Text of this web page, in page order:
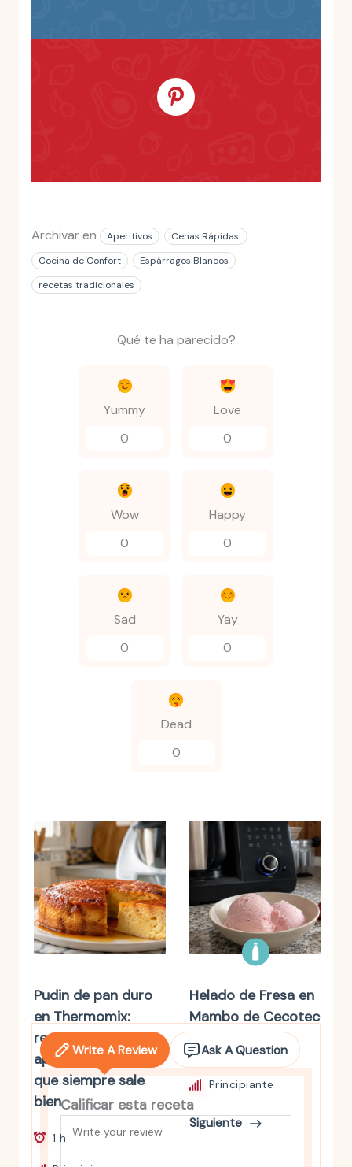
Archivar en Aperitivos
Cenas Rápidas.
Cocina de Confort
Espárragos Blancos
recetas tradicionales
Qué te ha parecido?
Yummy
0
Love
0
Wow
0
Happy
0
Sad
0
Yay
0
Dead
0
Pudin de pan duro
en Thermomix:
receta fácil y de
aprovechamiento
que siempre sale
bien
1 h
Helado de Fresa en
Mambo de Cecotec
10 mins
Principiante
Siguiente
Write A Review Ask A Question
Calificar esta receta